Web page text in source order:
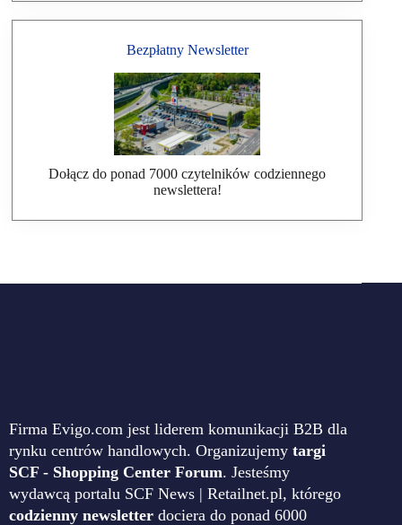
Bezpłatny Newsletter
Dołącz do ponad 7000 czytelników codziennego
newslettera!
Firma Evigo.com jest liderem komunikacji B2B dla
rynku centrów handlowych. Organizujemy targi
SCF - Shopping Center Forum. Jesteśmy
wydawcą portalu SCF News | Retailnet.pl, którego
codzienny newsletter dociera do ponad 6000